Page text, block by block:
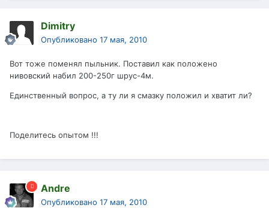
Dimitry
Опубликовано 17 мая, 2010
Вот тоже поменял пыльник. Поставил как положено
нивовский набил 200-250г шрус-4м.
Единственный вопрос, а ту ли я смазку положил и хватит ли?
Поделитесь опытом !!!
Andre
Опубликовано 17 мая, 2010